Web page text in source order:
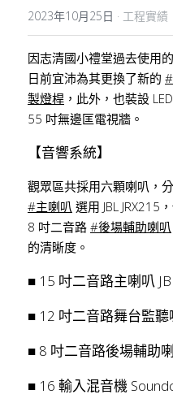
2023年10月25日 · 工程實績
因志清國小禮堂過去使用
日前宜沛為其更換了新的
製燈桿 ，此外，也裝設
55 吋無邊匡電視牆。
【音響系統】
觀眾區共採用六顆喇叭，
#主喇叭 選用 JBL JRX215
8 吋二音路 #後場輔助喇叭
的清晰度。
■ 15 吋二音路主喇叭
■ 12 吋二音路舞台監聽
■ 8 吋二音路後場輔助
■ 16 輸入混音機